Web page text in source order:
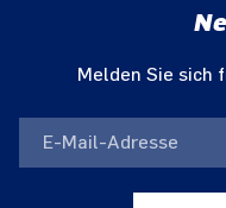
Melden Sie sich